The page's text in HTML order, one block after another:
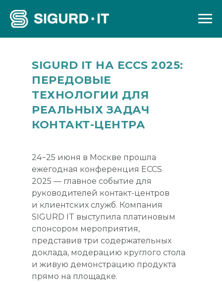
SIGURD IT НА ECCS 2025:
ПЕРЕДОВЫЕ
ТЕХНОЛОГИИ ДЛЯ
РЕАЛЬНЫХ ЗАДАЧ
КОНТАКТ-ЦЕНТРА
24−25 июня в Москве прошла
ежегодная конференция ECCS
2025 — главное событие для
руководителей контакт-центров
и клиентских служб. Компания
SIGURD IT выступила платиновым
спонсором мероприятия,
представив три содержательных
доклада, модерацию круглого стола
и живую демонстрацию продукта
прямо на площадке.